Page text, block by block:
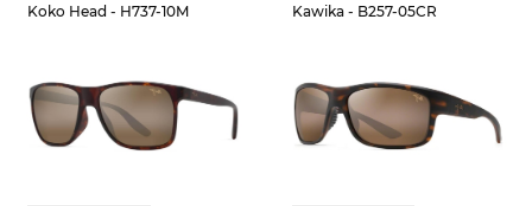
Koko Head - H737-10M
Kawika - B257-05CR